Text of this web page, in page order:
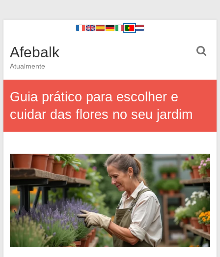
Afebalk
Atualmente
Guia prático para escolher e
cuidar das flores no seu jardim